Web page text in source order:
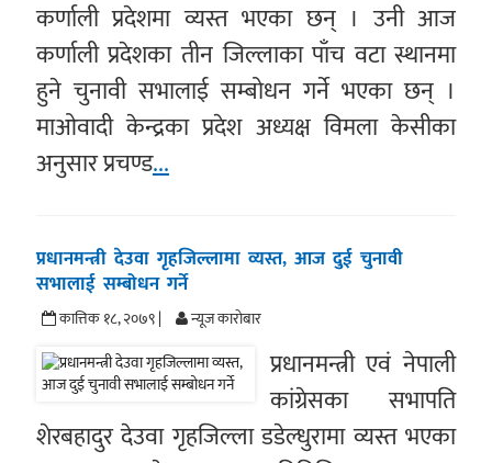
कर्णाली प्रदेशमा व्यस्त भएका छन् । उनी आज
कर्णाली प्रदेशका तीन जिल्लाका पाँच वटा स्थानमा
हुने चुनावी सभालाई सम्बोधन गर्ने भएका छन् ।
माओवादी केन्द्रका प्रदेश अध्यक्ष विमला केसीका
अनुसार प्रचण्ड...
प्रधानमन्त्री देउवा गृहजिल्लामा व्यस्त, आज दुई चुनावी
सभालाई सम्बोधन गर्ने
कात्तिक १८, २०७९ | न्यूज काराेबार
प्रधानमन्त्री एवं नेपाली
कांग्रेसका सभापति
शेरबहादुर देउवा गृहजिल्ला डडेल्धुरामा व्यस्त भएका